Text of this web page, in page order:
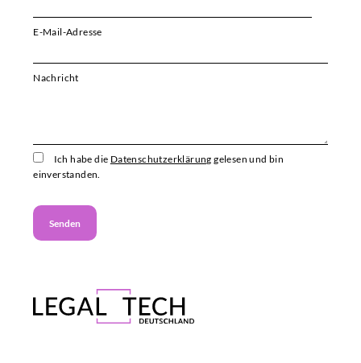
E-Mail-Adresse
Nachricht
Ich habe die Datenschutzerklärung gelesen und bin
einverstanden.